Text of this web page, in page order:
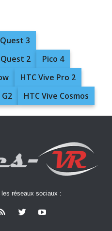
3
2
Pico 4
HTC Vive Pro 2
HTC Vive Cosmos
les réseaux sociaux :